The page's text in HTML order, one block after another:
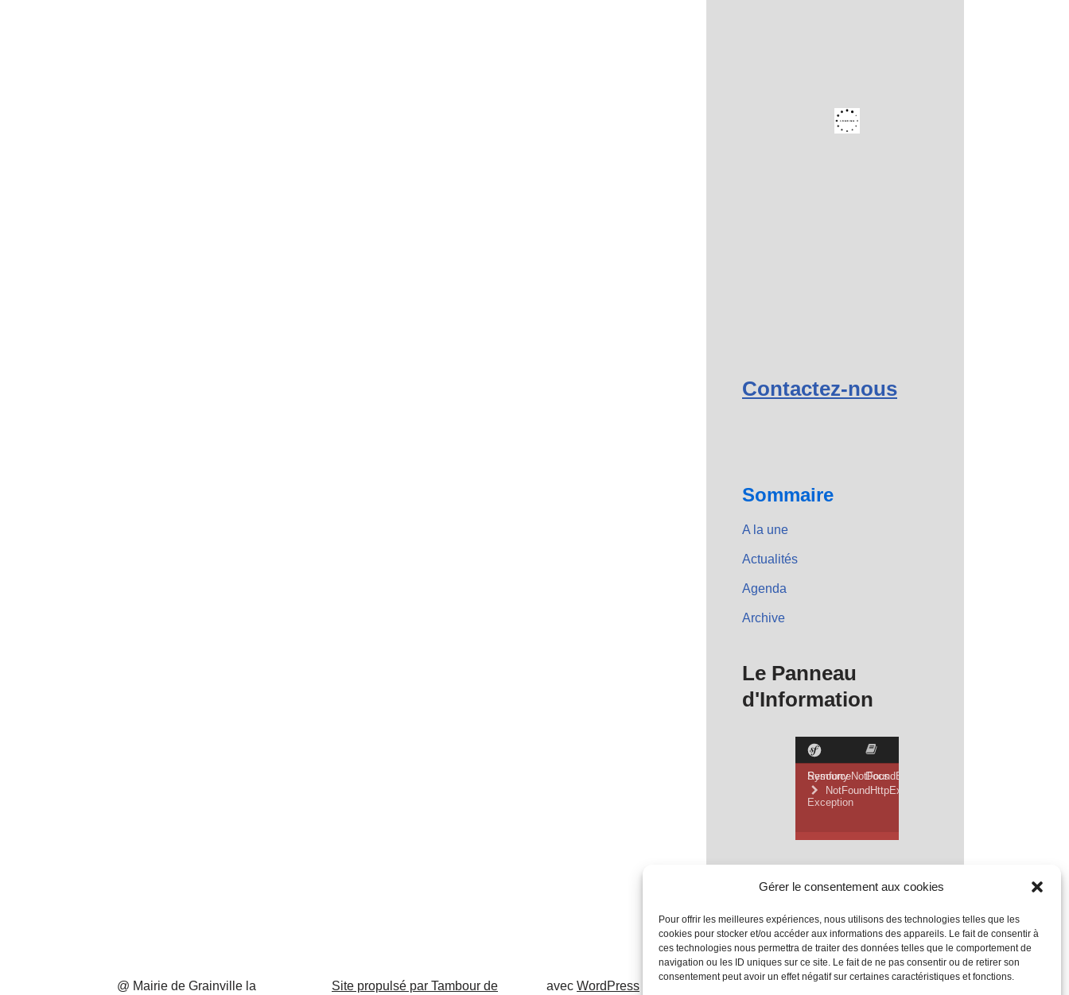
Gérer le consentement aux cookies
Pour offrir les meilleures expériences, nous utilisons des technologies telles que les
cookies pour stocker et/ou accéder aux informations des appareils. Le fait de consentir à
ces technologies nous permettra de traiter des données telles que le comportement de
navigation ou les ID uniques sur ce site. Le fait de ne pas consentir ou de retirer son
consentement peut avoir un effet négatif sur certaines caractéristiques et fonctions.
Contactez-nous
Sommaire
A la une
Actualités
Agenda
Archive
Le Panneau
d'Information
@ Mairie de Grainville la Site propulsé par Tambour de avec WordPress Mentions Légales